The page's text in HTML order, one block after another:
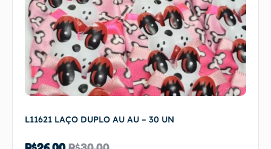
L11621 LAÇO DUPLO AU AU – 30 UN